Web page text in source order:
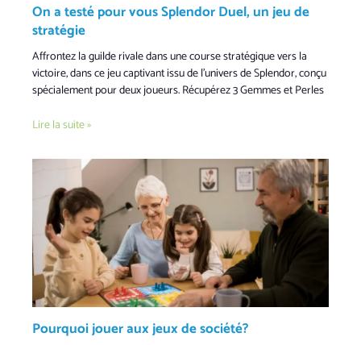
On a testé pour vous Splendor Duel, un jeu de
stratégie
Affrontez la guilde rivale dans une course stratégique vers la
victoire, dans ce jeu captivant issu de l’univers de Splendor, conçu
spécialement pour deux joueurs. Récupérez 3 Gemmes et Perles
Lire la suite »
Pourquoi jouer aux jeux de société?